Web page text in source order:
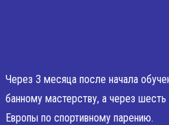
Через 3 месяца после начала
банному мастерству, а через
Европы по спортивному парению.